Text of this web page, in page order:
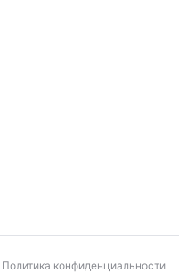
Политика конфиденциальности